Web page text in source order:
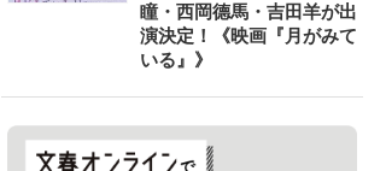
瞳・西岡德馬・吉田羊が出
演決定！《映画『月がみて
いる』》